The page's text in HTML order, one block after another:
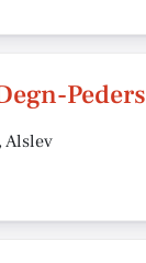
Alslev